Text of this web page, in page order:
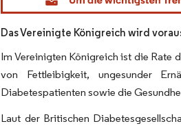
Das Vereinigte Königreich wird
Im Vereinigten Königreich ist die Rate
von Fettleibigkeit, ungesunder
Diabetespatienten sowie die
Laut der Britischen